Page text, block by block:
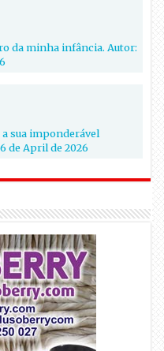
da minha infância. Autor:
sua imponderável
de April de 2026